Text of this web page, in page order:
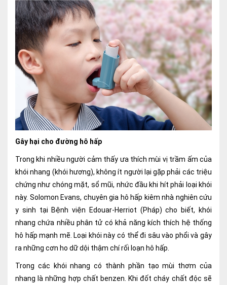
Gây hại cho đường hô hấp
Trong khi nhiều người cảm thấy ưa thích mùi vị trầm ấm của
khói nhang (khói hương), không ít người lại gặp phải các triệu
chứng như chóng mặt, sổ mũi, nhức đầu khi hít phải loại khói
này. Solomon Evans, chuyên gia hô hấp kiêm nhà nghiên cứu
y sinh tại Bệnh viện Edouar-Herriot (Pháp) cho biết, khói
nhang chứa nhiều phân tử có khả năng kích thích hệ thống
hô hấp mạnh mẽ. Loại khói này có thể đi sâu vào phổi và gây
ra những cơn ho dữ dội thậm chí rối loạn hô hấp.
Trong các khói nhang có thành phần tạo mùi thơm của
nhang là những hợp chất benzen. Khi đốt cháy chất độc sẽ